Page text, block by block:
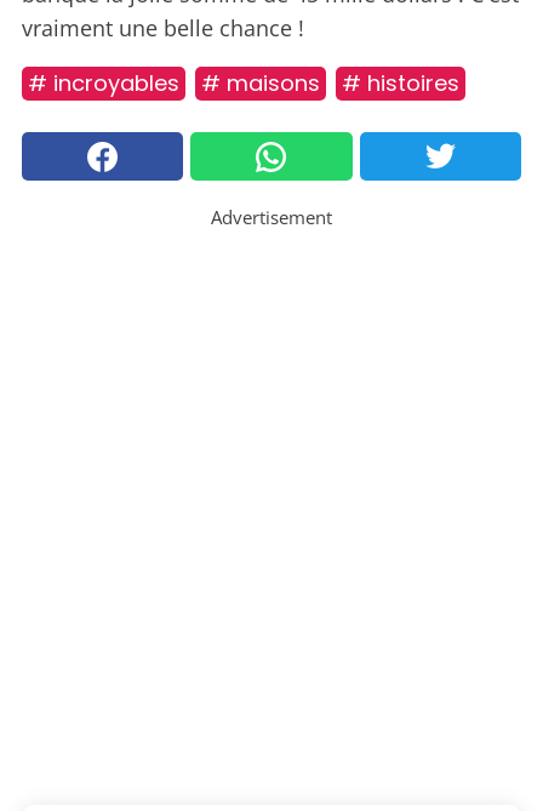
vraiment une belle chance !
# incroyables # maisons # histoires
Advertisement